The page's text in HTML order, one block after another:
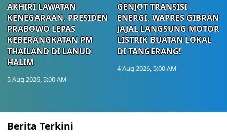
AKHIRI LAWATAN
KENEGARAAN, PRESIDEN
PRABOWO LEPAS
KEBERANGKATAN PM
THAILAND DI LANUD
HALIM
5 Aug 2026, 5:00 AM
GENJOT TRANSISI
ENERGI, WAPRES GIBRAN
JAJAL LANGSUNG MOTOR
LISTRIK BUATAN LOKAL
DI TANGERANG!
4 Aug 2026, 5:00 AM
Berita Terkini